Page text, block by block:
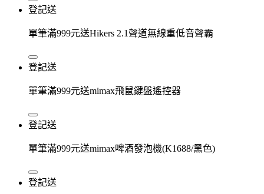
登記送
單筆滿999元送Hikers 2.1聲道無線重低音聲霸
登記送
單筆滿999元送mimax飛鼠鍵盤遙控器
登記送
單筆滿999元送mimax啤酒發泡機(K1688/黑色)
登記送